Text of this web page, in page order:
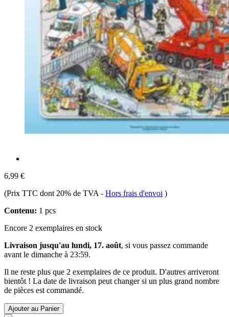
6,99 €
(Prix TTC dont 20% de TVA - Hors frais d'envoi )
Contenu: 1 pcs
Encore 2 exemplaires en stock
Livraison jusqu'au lundi, 17. août, si vous passez commande
avant le dimanche à 23:59.
Il ne reste plus que 2 exemplaires de ce produit. D'autres arriveront
bientôt ! La date de livraison peut changer si un plus grand nombre
de pièces est commandé.
Ajouter au Panier